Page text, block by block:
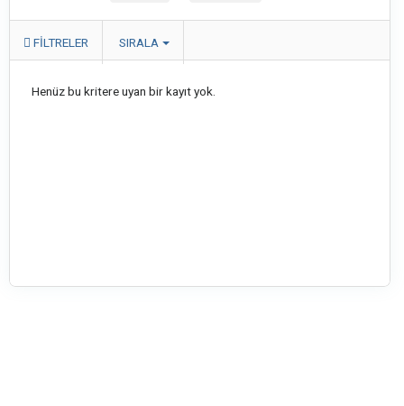
FILTRELER SIRALA
Henüz bu kritere uyan bir kayıt yok.